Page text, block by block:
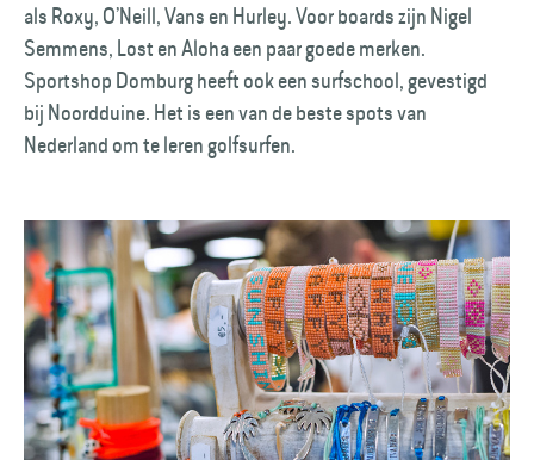
als Roxy, O’Neill, Vans en Hurley. Voor boards zijn Nigel
Semmens, Lost en Aloha een paar goede merken.
Sportshop Domburg heeft ook een surfschool, gevestigd
bij Noordduine. Het is een van de beste spots van
Nederland om te leren golfsurfen.